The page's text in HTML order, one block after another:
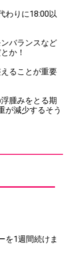
わりに18:00以
バランスなど
か！
ることが重要
腫みをとる期
が減少するそう
を1週間続けま